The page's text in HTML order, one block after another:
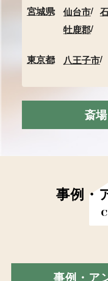
宮城県 仙台市
牡鹿郡
東京都 八王子市
斎
事例・
事例・ア